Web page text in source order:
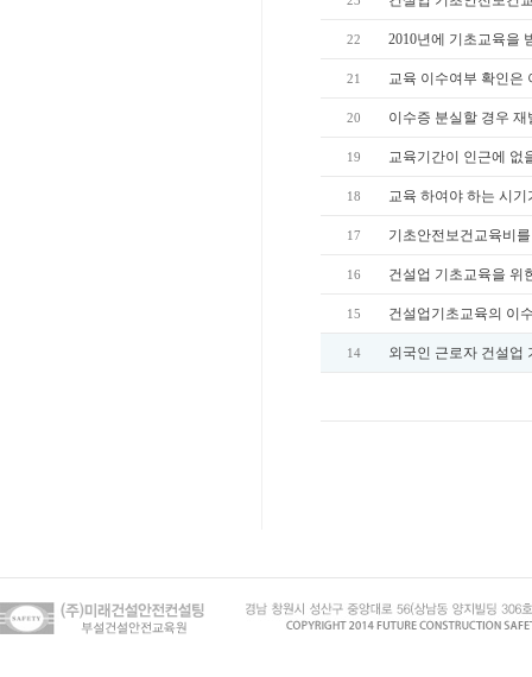
22 2010년에 기초교육을
21 교육 이수여부 확인은
20 이수증 분실할 경우 재
19 교육기간이 인근에 없
18 교육 하여야 하는 시
17 기초안전보건교육비
16 건설업 기초교육을 위
15 건설업기초교육의 이
14 외국인 근로자 건설업